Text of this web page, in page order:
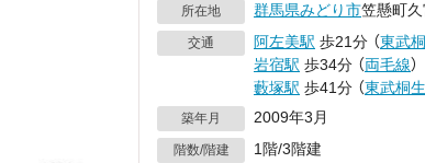
所在地 群馬県みどり市笠懸町
交通 阿左美駅 歩21分 （東武
岩宿駅 歩34分 （両毛線）
藪塚駅 歩41分 （東武桐
築年月 2009年3月
階数/階建 1階/3階建